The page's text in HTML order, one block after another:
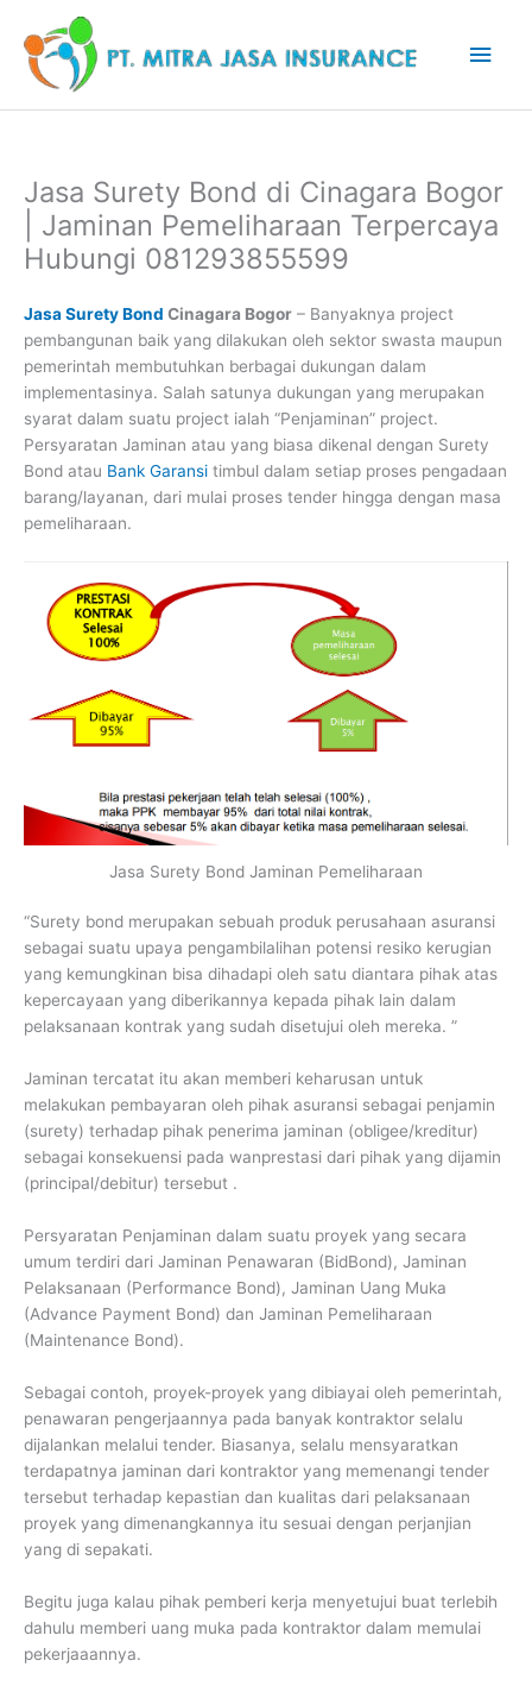
konten
Jasa Surety Bond di Cinagara Bogor
| Jaminan Pemeliharaan Terpercaya
Hubungi 081293855599
Jasa Surety Bond Cinagara Bogor – Banyaknya project
pembangunan baik yang dilakukan oleh sektor swasta maupun
pemerintah membutuhkan berbagai dukungan dalam
implementasinya. Salah satunya dukungan yang merupakan
syarat dalam suatu project ialah “Penjaminan” project.
Persyaratan Jaminan atau yang biasa dikenal dengan Surety
Bond atau Bank Garansi timbul dalam setiap proses pengadaan
barang/layanan, dari mulai proses tender hingga dengan masa
pemeliharaan.
Jasa Surety Bond Jaminan Pemeliharaan
“Surety bond merupakan sebuah produk perusahaan asuransi
sebagai suatu upaya pengambilalihan potensi resiko kerugian
yang kemungkinan bisa dihadapi oleh satu diantara pihak atas
kepercayaan yang diberikannya kepada pihak lain dalam
pelaksanaan kontrak yang sudah disetujui oleh mereka. ”
Jaminan tercatat itu akan memberi keharusan untuk
melakukan pembayaran oleh pihak asuransi sebagai penjamin
(surety) terhadap pihak penerima jaminan (obligee/kreditur)
sebagai konsekuensi pada wanprestasi dari pihak yang dijamin
(principal/debitur) tersebut .
Persyaratan Penjaminan dalam suatu proyek yang secara
umum terdiri dari Jaminan Penawaran (BidBond), Jaminan
Pelaksanaan (Performance Bond), Jaminan Uang Muka
(Advance Payment Bond) dan Jaminan Pemeliharaan
(Maintenance Bond).
Sebagai contoh, proyek-proyek yang dibiayai oleh pemerintah,
penawaran pengerjaannya pada banyak kontraktor selalu
dijalankan melalui tender. Biasanya, selalu mensyaratkan
terdapatnya jaminan dari kontraktor yang memenangi tender
tersebut terhadap kepastian dan kualitas dari pelaksanaan
proyek yang dimenangkannya itu sesuai dengan perjanjian
yang di sepakati.
Begitu juga kalau pihak pemberi kerja menyetujui buat terlebih
dahulu memberi uang muka pada kontraktor dalam memulai
pekerjaaannya.